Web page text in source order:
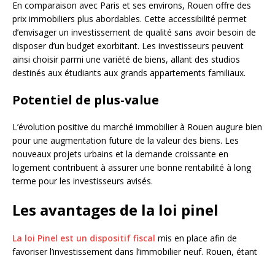
En comparaison avec Paris et ses environs, Rouen offre des
prix immobiliers plus abordables. Cette accessibilité permet
d’envisager un investissement de qualité sans avoir besoin de
disposer d’un budget exorbitant. Les investisseurs peuvent
ainsi choisir parmi une variété de biens, allant des studios
destinés aux étudiants aux grands appartements familiaux.
Potentiel de plus-value
L’évolution positive du marché immobilier à Rouen augure bien
pour une augmentation future de la valeur des biens. Les
nouveaux projets urbains et la demande croissante en
logement contribuent à assurer une bonne rentabilité à long
terme pour les investisseurs avisés.
Les avantages de la loi pinel
La loi Pinel est un dispositif fiscal mis en place afin de
favoriser l’investissement dans l’immobilier neuf. Rouen, étant